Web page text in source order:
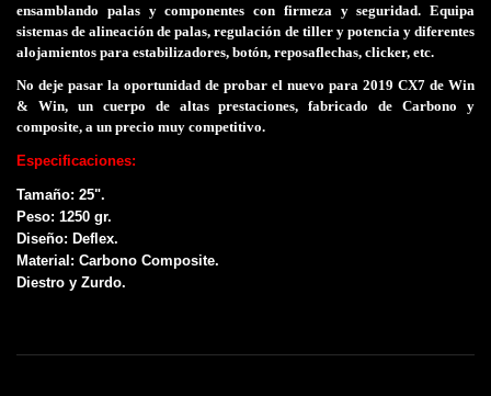
ensamblando palas y componentes con firmeza y seguridad. Equipa
sistemas de alineación de palas, regulación de tiller y potencia y diferentes
alojamientos para estabilizadores, botón, reposaflechas, clicker, etc.
No deje pasar la oportunidad de probar el nuevo para 2019 CX7 de Win
& Win, un cuerpo de altas prestaciones, fabricado de Carbono y
composite, a un precio muy competitivo.
Especificaciones:
Tamaño: 25".
Peso: 1250 gr.
Diseño: Deflex.
Material: Carbono Composite.
Diestro y Zurdo.